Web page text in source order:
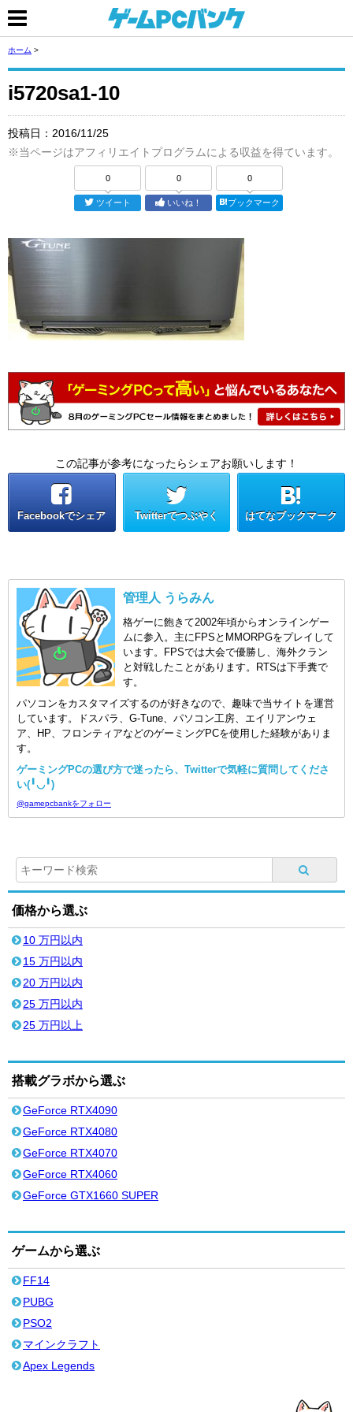
ホーム >
i5720sa1-10
投稿日： 2016/11/25
※当ページはアフィリエイトプログラムによる収益を得ています。
0
ツイート
0
いいね！
0
ブックマーク
この記事が参考になったらシェアお願いします！
Facebookでシェア Twitterでつぶやく はてなブックマーク
管理人 うらみん
格ゲーに飽きて2002年頃からオンラインゲー
ムに参入。主にFPSとMMORPGをプレイして
います。FPSでは大会で優勝し、海外クラン
と対戦したことがあります。RTSは下手糞で
す。
パソコンをカスタマイズするのが好きなので、趣味で当サイトを運営
しています。ドスパラ、G-Tune、パソコン工房、エイリアンウェ
ア、HP、フロンティアなどのゲーミングPCを使用した経験がありま
す。
ゲーミングPCの選び方で迷ったら、Twitterで気軽に質問してくださ
い(╹◡╹)
@gamepcbankをフォロー
価格から選ぶ
10 万円以内
15 万円以内
20 万円以内
25 万円以内
25 万円以上
搭載グラボから選ぶ
GeForce RTX4090
GeForce RTX4080
GeForce RTX4070
GeForce RTX4060
GeForce GTX1660 SUPER
ゲームから選ぶ
FF14
PUBG
PSO2
マインクラフト
Apex Legends